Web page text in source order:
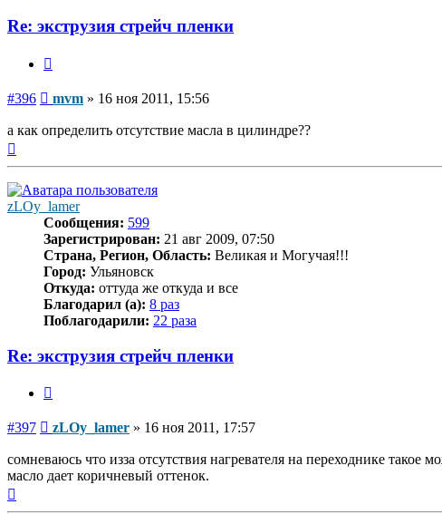
Re: экструзия стрейч пленки
#396 Сообщение
mvm » 16 ноя 2011, 15:56
а как определить отсутствие масла в цилиндре??
zLOy_lamer
Сообщения: 599
Зарегистрирован: 21 авг 2009, 07:50
Страна, Регион, Область: Великая и Могучая!!!
Город: Ульяновск
Откуда: оттуда же откуда и все
Благодарил (а): 8 раз
Поблагодарили: 22 раза
Re: экструзия стрейч пленки
#397 Сообщение
zLOy_lamer » 16 ноя 2011, 17:57
сомневаюсь что изза отсутствия нагревателя на переходнике такое
масло дает коричневый оттенок.
к